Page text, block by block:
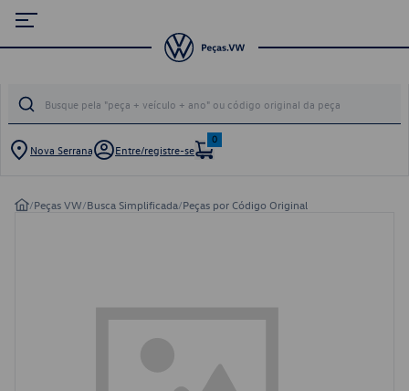
Nova Serrana Entre/registre-se
0
/Peças VW/Busca Simplificada/Peças por Código Original